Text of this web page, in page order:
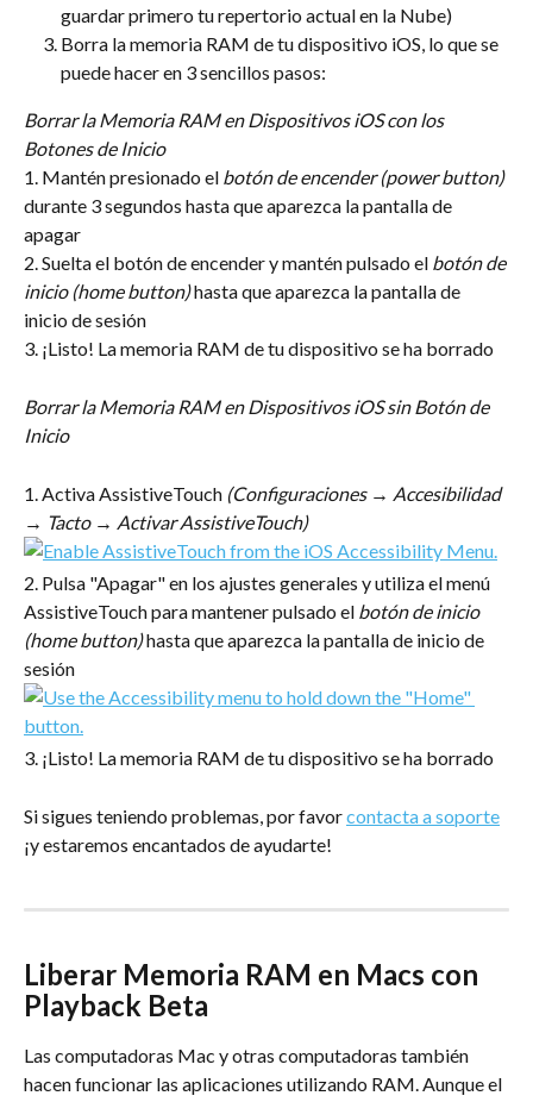
guardar primero tu repertorio actual en la Nube)
Borra la memoria RAM de tu dispositivo iOS, lo que se
puede hacer en 3 sencillos pasos:
Borrar la Memoria RAM en Dispositivos iOS con los
Botones de Inicio
1. Mantén presionado el botón de encender (power button)
durante 3 segundos hasta que aparezca la pantalla de
apagar
2. Suelta el botón de encender y mantén pulsado el botón de
inicio (home button) hasta que aparezca la pantalla de
inicio de sesión
3. ¡Listo! La memoria RAM de tu dispositivo se ha borrado
Borrar la Memoria RAM en Dispositivos iOS sin Botón de
Inicio
1. Activa AssistiveTouch (Configuraciones → Accesibilidad
→ Tacto → Activar AssistiveTouch)
2. Pulsa "Apagar" en los ajustes generales y utiliza el menú
AssistiveTouch para mantener pulsado el botón de inicio
(home button) hasta que aparezca la pantalla de inicio de
sesión
3. ¡Listo! La memoria RAM de tu dispositivo se ha borrado
Si sigues teniendo problemas, por favor contacta a soporte
¡y estaremos encantados de ayudarte!
Liberar Memoria RAM en Macs con
Playback Beta
Las computadoras Mac y otras computadoras también
hacen funcionar las aplicaciones utilizando RAM. Aunque el